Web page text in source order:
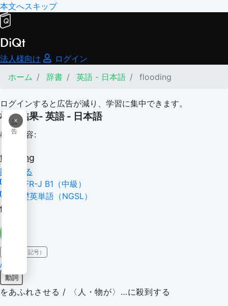
本文へスキップ
DiQt
法人様向け
ログイン
ホーム
辞書 英語 - 日本語 flooding
ログインすると広告が減り、学習に集中できます。
×
広
告
検索結果- 英語 - 日本語
検索内容:
flooding
翻訳する
CEFR-J B1（中級）
基礎英単語（NGSL）
flood
IPA（発音記号）
/flʌd/
動詞
をあふれさせる / 〈人・物が〉…に殺到する